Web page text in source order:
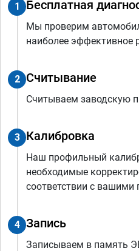
1 Бесплатная
Мы проверим
наиболее эффективное
2 Считывание
Считываем заводскую
3 Калибровка
Наш профильный
необходимые
соответствии с
4 Запись
Записываем в память